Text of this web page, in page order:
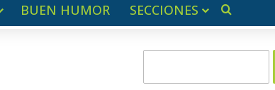
BUEN HUMOR SECCIONES